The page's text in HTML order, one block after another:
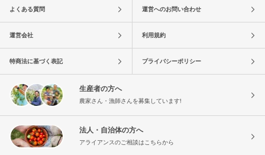
よくある質問 運営へのお問い合わせ
運営会社 利用規約
特商法に基づく表記 プライバシーポリシー
生産者の方へ
農家さん・漁師さんを募集しています!
法人・自治体の方へ
アライアンスのご相談はこちらから